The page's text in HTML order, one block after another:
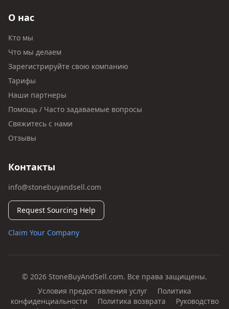
О нас
Кто мы
Что мы делаем
Зарегистрируйте свою компанию
Тарифы
Наши партнеры
Помощь / Часто задаваемые вопросы
Свяжитесь с нами
Отзывы
Контакты
info@stonebuyandsell.com
Request Sourcing Help
Claim Your Company
© 2026 StoneBuyAndSell.com. Все права защищены.
Условия предоставления услуг
Политика
конфиденциальности
Политика возврата
Руководство